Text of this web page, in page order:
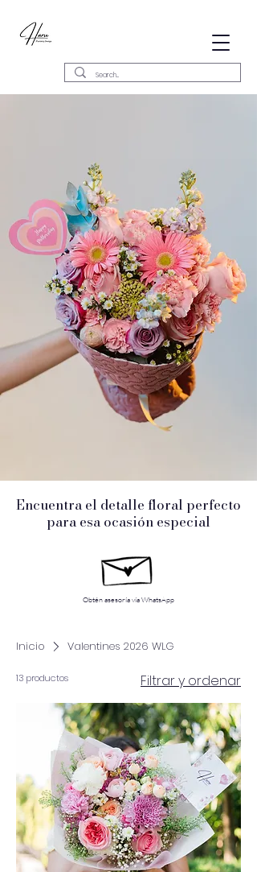
Encuentra el detalle floral perfecto
para esa ocasión especial
Obtén asesoría vía WhatsApp
Inicio Valentines 2026 WLG
13 productos Filtrar y ordenar